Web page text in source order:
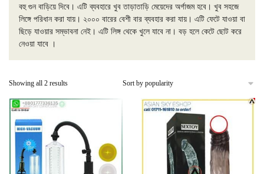
বহু গুন বাড়িয়ে দিবে। এটি ব্যবহারে খুব তাড়াতাড়ি মেয়েদের অর্গাজম হবে। খুব সহজে
লিঙ্গে পরিধান করা যায়। ২০০০ বারের বেশী বার ব্যবহার করা যায়। এটি ফেটে যাওয়া বা
ছিড়ে যাওয়ার সম্ভাবনা নেই। এটি লিঙ্গ থেকে খুলে যাবে না। বড় হলে কেটে ছোট করে
নেওয়া যাবে ।
Showing all 2 resultsSorted